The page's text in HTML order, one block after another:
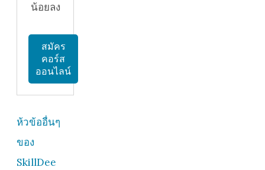
น้อยลง
สมัคร
คอร์ส
ออนไลน์
ห้วข้ออื่นๆ
ของ
SkillDee